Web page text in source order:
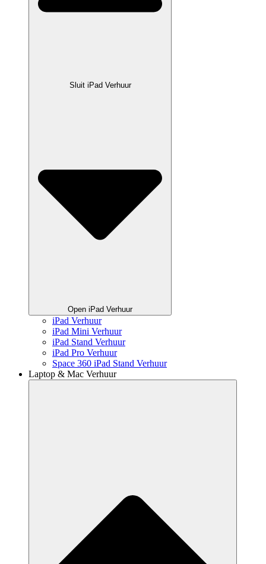
Sluit iPad Verhuur
Open iPad Verhuur
iPad Verhuur
iPad Mini Verhuur
iPad Stand Verhuur
iPad Pro Verhuur
Space 360 iPad Stand Verhuur
Laptop & Mac Verhuur